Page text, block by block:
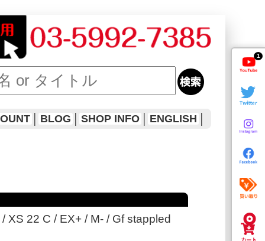
1
BLOG SHOP INFO ENGLISH
XS 22 C / EX+ / M- / Gf stappled